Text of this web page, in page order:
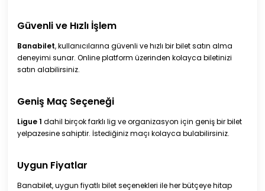
Güvenli ve Hızlı İşlem
Banabilet, kullanıcılarına güvenli ve hızlı bir bilet satın alma
deneyimi sunar. Online platform üzerinden kolayca biletinizi
satın alabilirsiniz.
Geniş Maç Seçeneği
Ligue 1 dahil birçok farklı lig ve organizasyon için geniş bir bilet
yelpazesine sahiptir. İstediğiniz maçı kolayca bulabilirsiniz.
Uygun Fiyatlar
Banabilet, uygun fiyatlı bilet seçenekleri ile her bütçeye hitap